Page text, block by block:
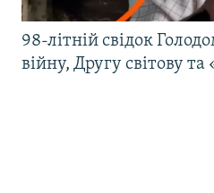
98-літній свідок
війну, Другу світову